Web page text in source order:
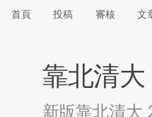
首頁 投稿 審核 文
靠北清
新版靠北清大